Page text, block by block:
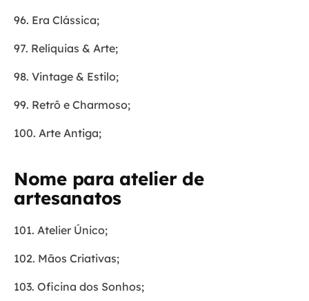
96. Era Clássica;
97. Relíquias & Arte;
98. Vintage & Estilo;
99. Retrô e Charmoso;
100. Arte Antiga;
Nome para atelier de
artesanatos
101. Atelier Único;
102. Mãos Criativas;
103. Oficina dos Sonhos;